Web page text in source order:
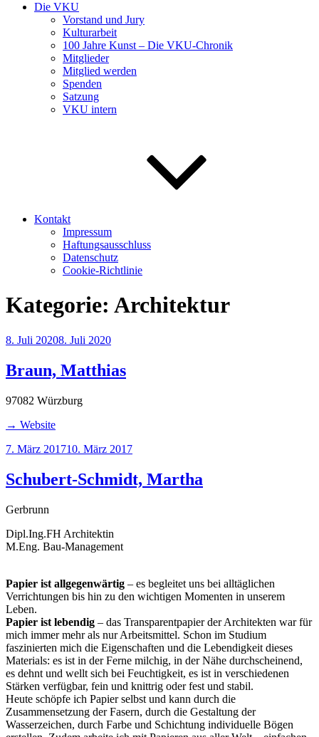
Die VKU
Vorstand und Jury
Kulturarbeit
100 Jahre Kunst – Die VKU-Chronik
Mitglieder
Mitglied werden
Spenden
Satzung
VKU intern
Kontakt
Impressum
Haftungsausschluss
Datenschutz
Cookie-Richtlinie
Kategorie: Architektur
Veröffentlicht
8. Juli 20208. Juli 2020
Braun, Matthias
97082 Würzburg
→ Website
Veröffentlicht
7. März 201710. März 2017
Schubert-Schmidt, Martha
Gerbrunn
Dipl.Ing.FH Architektin
M.Eng. Bau-Management
Papier ist allgegenwärtig – es begleitet uns bei alltäglichen
Verrichtungen bis hin zu den wichtigen Momenten in unserem
Leben.
Papier ist lebendig – das Transparentpapier der Architekten war für
mich immer mehr als nur Arbeitsmittel. Schon im Studium
faszinierten mich die Eigenschaften und die Lebendigkeit dieses
Materials: es ist in der Ferne milchig, in der Nähe durchscheinend,
es dehnt und wellt sich bei Feuchtigkeit, es ist in verschiedenen
Stärken verfügbar, fein und knittrig oder fest und stabil.
Heute schöpfe ich Papier selbst und kann durch die
Zusammensetzung der Fasern, durch die Gestaltung der
Wasserzeichen, durch Farbe und Schichtung individuelle Bögen